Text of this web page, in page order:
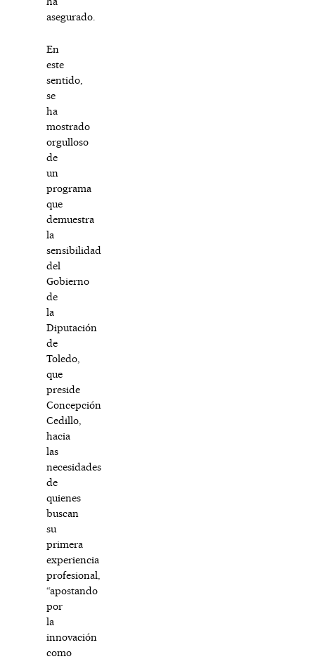
asegurado.
En
este
sentido,
se
ha
mostrado
orgulloso
de
un
programa
que
demuestra
la
sensibilidad
del
Gobierno
de
la
Diputación
de
Toledo,
que
preside
Concepción
Cedillo,
hacia
las
necesidades
de
quienes
buscan
su
primera
experiencia
profesional,
“apostando
por
la
innovación
como